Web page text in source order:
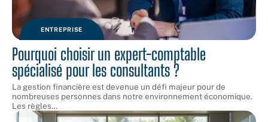
ENTREPRISE
Pourquoi choisir un expert-comptable
spécialisé pour les consultants ?
La gestion financière est devenue un défi majeur pour de
nombreuses personnes dans notre environnement économique.
Les règles…